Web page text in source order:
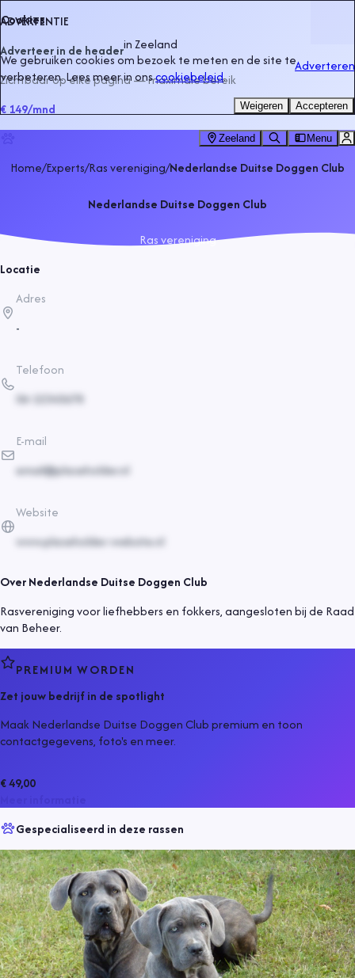
ADVERTENTIE
Adverteer in de headerinZeeland
Zichtbaar op elke pagina — maximale bereik
€ 149/mnd
Adverteren
Zeeland Menu
Home/Experts/Ras vereniging/Nederlandse Duitse Doggen Club
Nederlandse Duitse Doggen Club
Ras vereniging
Locatie
Adres
-
Telefoon
06-12345678
E-mail
email@placeholder.nl
Website
www.placeholder-website.nl
OverNederlandse Duitse Doggen Club
Rasvereniging voor liefhebbers en fokkers, aangesloten bij de Raad
van Beheer.
PREMIUM WORDEN
Zet jouw bedrijf in de spotlight
Maak Nederlandse Duitse Doggen Club premium en toon
contactgegevens, foto's en meer.
€ 49,00
Gespecialiseerd in deze rassen
Cookies
We gebruiken cookies om bezoek te meten en de site te
verbeteren. Lees meer in onscookiebeleid.
Weigeren Accepteren